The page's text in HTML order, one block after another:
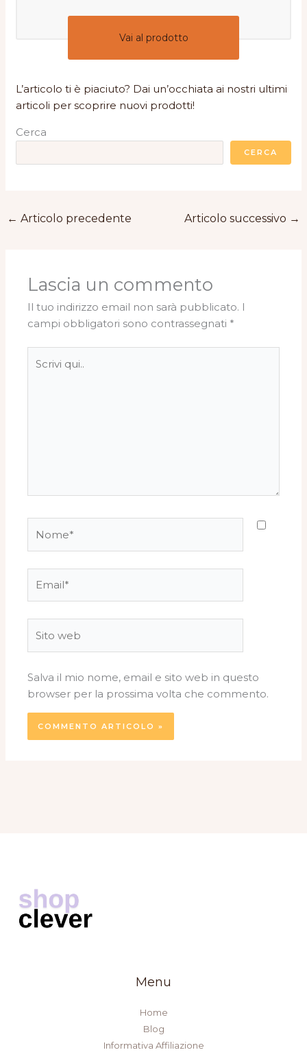
Vai al prodotto
L’articolo ti è piaciuto? Dai un’occhiata ai nostri ultimi
articoli per scoprire nuovi prodotti!
Cerca
CERCA
← Articolo precedente Articolo successivo →
Lascia un commento
Il tuo indirizzo email non sarà pubblicato. I
campi obbligatori sono contrassegnati *
qui..
web
Salva il mio nome, email e sito web in questo
browser per la prossima volta che commento.
Menu
Home
Blog
Informativa Affiliazione